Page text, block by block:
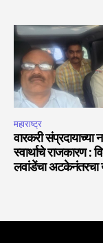
महाराष्ट्र
वारकरी संप्रदायाच्या
स्वार्थाचे राजकारण :
लवांडेंचा अटकेनंतरचा